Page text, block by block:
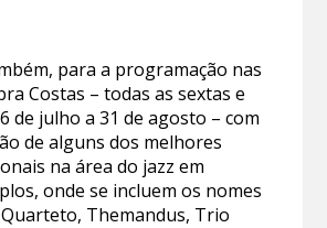
para a programação nas
Costas – todas as sextas e
de julho a 31 de agosto – com
de alguns dos melhores
na área do jazz em
onde se incluem os nomes
Themandus, Trio